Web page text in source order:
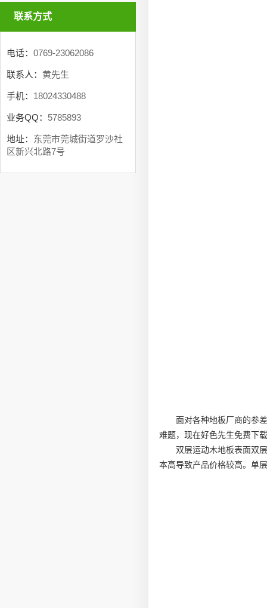
联系方式
电话： 0769-23062086
联系人： 黄先生
手机： 18024330488
业务QQ： 5785893
地址： 东莞市莞城街道罗沙社
区新兴北路7号
面对各种地板厂商的参
难题，现在好色先生免费下
双层运动木地板表面双
本高导致产品价格较高。单